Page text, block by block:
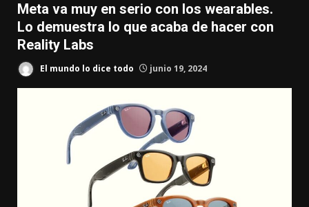
Meta va muy en serio con los wearables.
Lo demuestra lo que acaba de hacer con
Reality Labs
El mundo lo dice todo junio 19, 2024